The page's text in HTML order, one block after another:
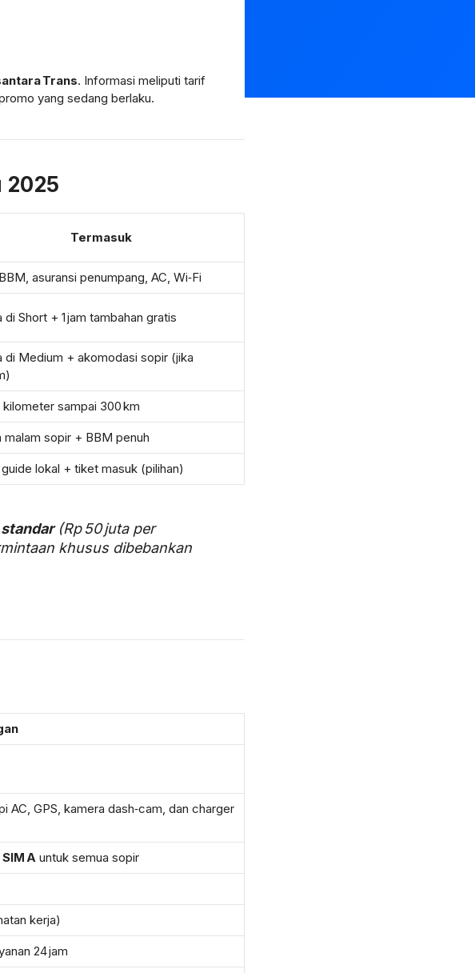
Trans. Informasi meliputi tarif
yang sedang berlaku.
2025
Termasuk
asuransi penumpang, AC, Wi‑Fi
di Short + 1 jam tambahan gratis
di Medium + akomodasi sopir (jika
kilometer sampai 300 km
malam sopir + BBM penuh
lokal + tiket masuk (pilihan)
(Rp 50 juta per
khusus dibebankan
AC, GPS, kamera dash‑cam, dan charger
SIM A untuk semua sopir
kerja)
24 jam